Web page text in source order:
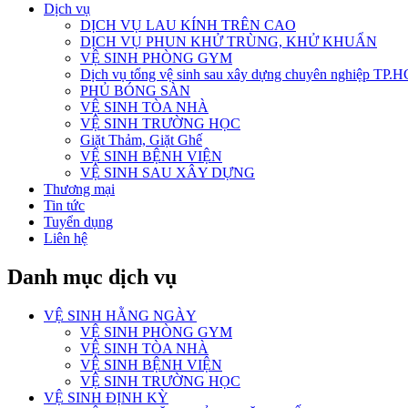
Dịch vụ
DỊCH VỤ LAU KÍNH TRÊN CAO
DỊCH VỤ PHUN KHỬ TRÙNG, KHỬ KHUẨN
VỆ SINH PHÒNG GYM
Dịch vụ tổng vệ sinh sau xây dựng chuyên nghiệp
PHỦ BÓNG SÀN
VỆ SINH TÒA NHÀ
VỆ SINH TRƯỜNG HỌC
Giặt Thảm, Giặt Ghế
VỆ SINH BỆNH VIỆN
VỆ SINH SAU XÂY DỰNG
Thương mại
Tin tức
Tuyển dụng
Liên hệ
Danh mục dịch vụ
VỆ SINH HẰNG NGÀY
VỆ SINH PHÒNG GYM
VỆ SINH TÒA NHÀ
VỆ SINH BỆNH VIỆN
VỆ SINH TRƯỜNG HỌC
VỆ SINH ĐỊNH KỲ